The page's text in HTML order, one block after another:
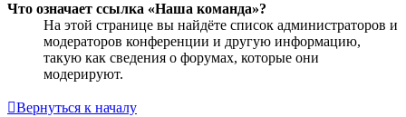
Что означает ссылка «Наша команда»?
На этой странице вы найдёте список администраторов и
модераторов конференции и другую информацию,
такую как сведения о форумах, которые они
модерируют.
Вернуться к началу